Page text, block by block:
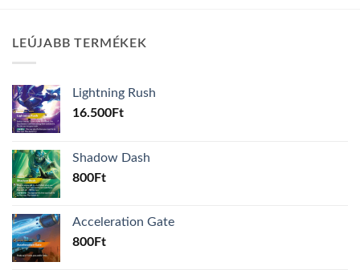
LEÚJABB TERMÉKEK
Lightning Rush
16.500Ft
Shadow Dash
800Ft
Acceleration Gate
800Ft